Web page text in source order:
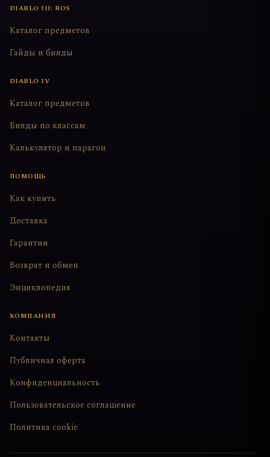
DIABLO III: ROS
Каталог предметов
Гайды и билды
DIABLO IV
Каталог предметов
Билды по классам
Калькулятор и парагон
ПОМОЩЬ
Как купить
Доставка
Гарантии
Возврат и обмен
Энциклопедия
КОМПАНИЯ
Контакты
Публичная оферта
Конфиденциальность
Пользовательское соглашение
Политика cookie